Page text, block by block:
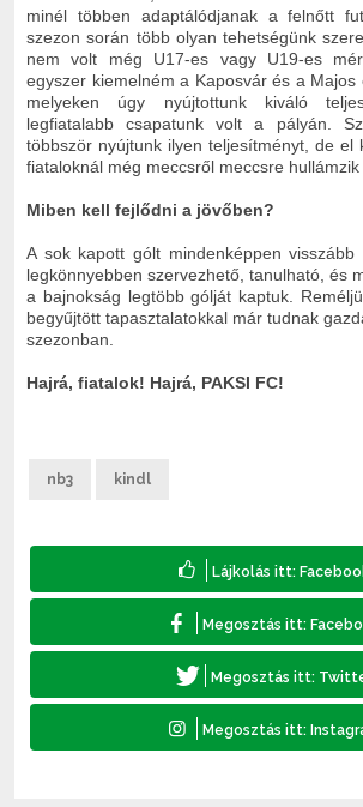
minél többen adaptálódjanak a felnőtt
szezon során több olyan tehetségünk
nem volt még U17-es vagy U19-es
egyszer kiemelném a Kaposvár és a Majos
melyeken úgy nyújtottunk kiváló
legfiatalabb csapatunk volt a pályán.
többször nyújtunk ilyen teljesítményt, de el
fiataloknál még meccsről meccsre hullámzik
Miben kell fejlődni a jövőben?
A sok kapott gólt mindenképpen
legkönnyebben szervezhető, tanulható, és
a bajnokság legtöbb gólját kaptuk.
begyűjtött tapasztalatokkal már tudnak
szezonban.
Hajrá, fiatalok! Hajrá, PAKSI FC!
nb3 kindl